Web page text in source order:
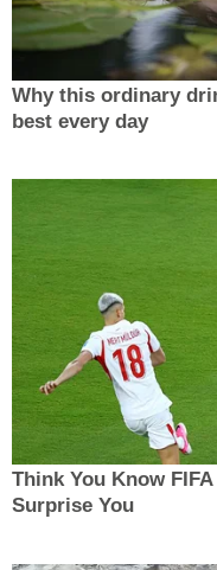
Why this ordinary
best every day
Think You Know
Surprise You